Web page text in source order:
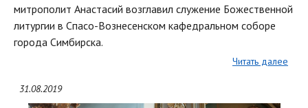
митрополит Анастасий возглавил служение Божественной
литургии в Спасо-Вознесенском кафедральном соборе
города Симбирска.
Читать далее
31.08.2019